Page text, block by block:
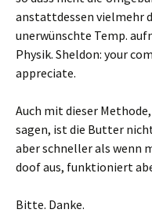
anstattdessen vielmehr
unerwünschte Temp.
Physik. Sheldon: your
appreciate.
Auch mit dieser
sagen, ist die Butter
aber schneller als wenn
doof aus, funktioniert
Bitte. Danke.